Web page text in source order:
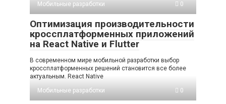
Мобильные разработки
0
Оптимизация производительности
кроссплатформенных приложений
на React Native и Flutter
В современном мире мобильной разработки выбор
кроссплатформенных решений становится все более
актуальным. React Native
Мобильные разработки
0